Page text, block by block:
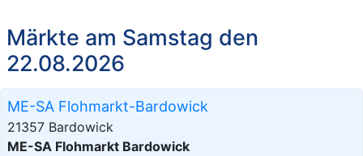
Märkte am Samstag den
22.08.2026
ME-SA Flohmarkt-Bardowick
21357 Bardowick
ME-SA Flohmarkt Bardowick